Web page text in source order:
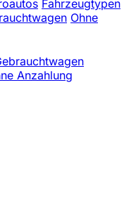
Fahrzeugtypen
Ohne
Anzahlung